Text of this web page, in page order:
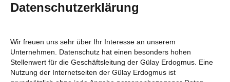
Datenschutzerklärung
Wir freuen uns sehr über Ihr Interesse an unserem
Unternehmen. Datenschutz hat einen besonders hohen
Stellenwert für die Geschäftsleitung der Gülay Erdogmus. Eine
Nutzung der Internetseiten der Gülay Erdogmus ist